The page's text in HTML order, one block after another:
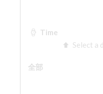
ENGLISH